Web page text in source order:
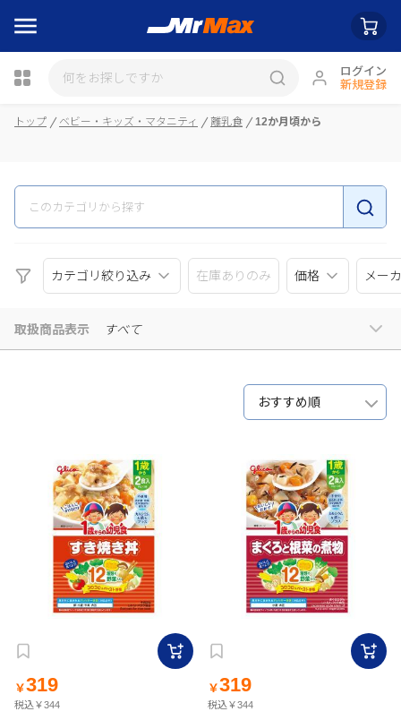
ログイン
新規登録
瓶詰
トップ ベビー・キッズ・マタニティ 離乳食 12か月頃から
カテゴリ絞り込み 在庫ありのみ 価格 メー
取扱商品表示 すべて
おすすめ順
￥319
税込￥344
￥319
税込￥344